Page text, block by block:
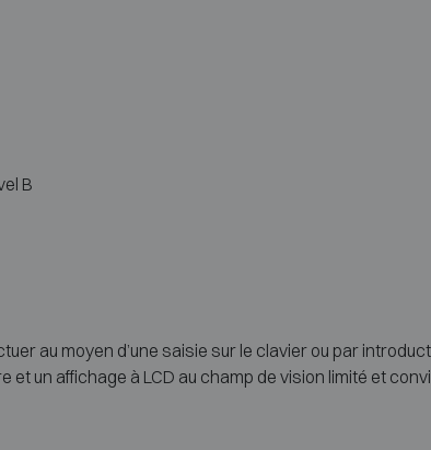
B
au moyen d’une saisie sur le clavier ou par
et un affichage à LCD au champ de vision limité et